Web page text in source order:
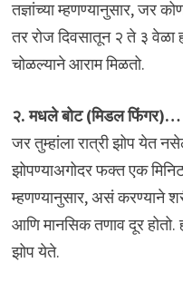
तज्ञांच्या म्हणण्यानुसार, जर
तर रोज दिवसातून २ ते ३ वेळा
चोळल्याने आराम मिळतो.
२. मधले बोट (मिडल फिंगर)…
जर तुम्हांला रात्री झोप येत
झोपण्याअगोदर फक्त एक
म्हणण्यानुसार, असं करण्याने
आणि मानसिक तणाव दूर होतो.
झोप येते.